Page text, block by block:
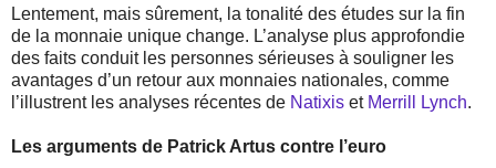
Lentement, mais sûrement, la tonalité des études sur la fin
de la monnaie unique change. L’analyse plus approfondie
des faits conduit les personnes sérieuses à souligner les
avantages d’un retour aux monnaies nationales, comme
l’illustrent les analyses récentes de Natixis et Merrill Lynch.
Les arguments de Patrick Artus contre l’euro